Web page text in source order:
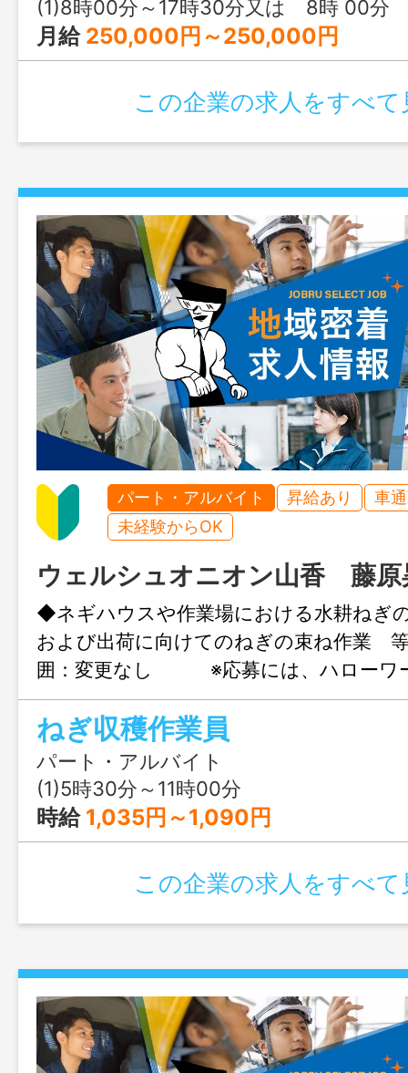
(1)8時00分～17時30分又は 8時 00分 ～ 18時 00
月給 250,000円～250,000円
この企業の求人をすべて
パート・アルバイト 昇給あり
車
未経験からOK
ウェルシュオニオン山香 藤原
◆ネギハウスや作業場における水耕ね
および出荷に向けてのねぎの束ね作
囲：変更なし ※応募には、ハローワ
必要です
ねぎ収穫作業員
パート・アルバイト
(1)5時30分～11時00分
時給 1,035円～1,090円
この企業の求人をすべて